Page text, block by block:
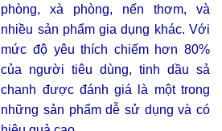
phòng, xà phòng, nến thơm, và
nhiều sản phẩm gia dụng khác. Với
mức độ yêu thích chiếm hơn 80%
của người tiêu dùng, tinh dầu sả
chanh được đánh giá là một trong
những sản phẩm dễ sử dụng và có